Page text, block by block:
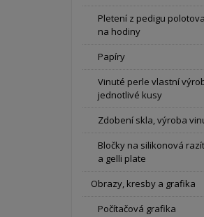
Pletení z pedigu
na hodiny
Papíry
Vinuté perle vlastní
jednotlivé kusy
Zdobení skla, výroba
Bločky na silikonová
a gelli plate
Obrazy, kresby a grafika
Počítačová grafika